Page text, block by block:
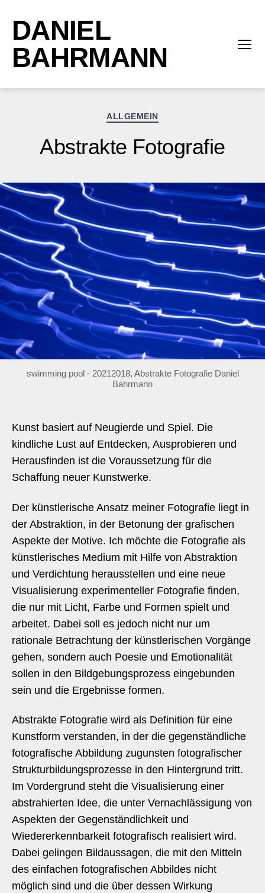
DANIEL
BAHRMANN
Kategorien
ALLGEMEIN
Abstrakte Fotografie
swimming pool - 20212018, Abstrakte Fotografie Daniel
Bahrmann
Kunst basiert auf Neugierde und Spiel. Die
kindliche Lust auf Entdecken, Ausprobieren und
Herausfinden ist die Voraussetzung für die
Schaffung neuer Kunstwerke.
Der künstlerische Ansatz meiner Fotografie liegt in
der Abstraktion, in der Betonung der grafischen
Aspekte der Motive. Ich möchte die Fotografie als
künstlerisches Medium mit Hilfe von Abstraktion
und Verdichtung herausstellen und eine neue
Visualisierung experimenteller Fotografie finden,
die nur mit Licht, Farbe und Formen spielt und
arbeitet. Dabei soll es jedoch nicht nur um
rationale Betrachtung der künstlerischen Vorgänge
gehen, sondern auch Poesie und Emotionalität
sollen in den Bildgebungsprozess eingebunden
sein und die Ergebnisse formen.
Abstrakte Fotografie wird als Definition für eine
Kunstform verstanden, in der die gegenständliche
fotografische Abbildung zugunsten fotografischer
Strukturbildungsprozesse in den Hintergrund tritt.
Im Vordergrund steht die Visualisierung einer
abstrahierten Idee, die unter Vernachlässigung von
Aspekten der Gegenständlichkeit und
Wiedererkennbarkeit fotografisch realisiert wird.
Dabei gelingen Bildaussagen, die mit den Mitteln
des einfachen fotografischen Abbildes nicht
möglich sind und die über dessen Wirkung